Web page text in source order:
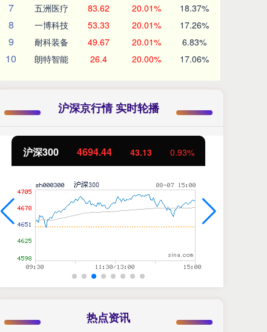
7 五洲医疗 83.62 20.01% 18.37%
8 一博科技 53.33 20.01% 17.26%
9 耐科装备 49.67 20.01% 6.83%
10 朗特智能 26.4 20.00% 17.06%
沪深京行情 实时轮播
北证50 1134.24 11.37 1.01%
热点资讯